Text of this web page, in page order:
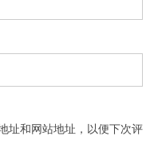
址和网站地址，以便下次评